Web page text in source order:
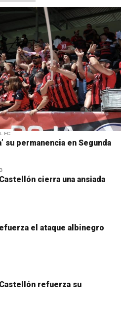
FC
su permanencia en Segunda
cierra una ansiada
el ataque albinegro
refuerza su